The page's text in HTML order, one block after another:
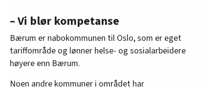
– Vi blør kompetanse
Bærum er nabokommunen til Oslo, som er eget
tariffområde og lønner helse- og sosialarbeidere
høyere enn Bærum.
Noen andre kommuner i området har